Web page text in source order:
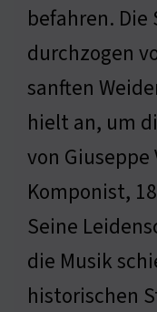
befahren. Die
durchzogen
sanften
hielt an, um
von
Komponist,
Seine
die Musik
historischen